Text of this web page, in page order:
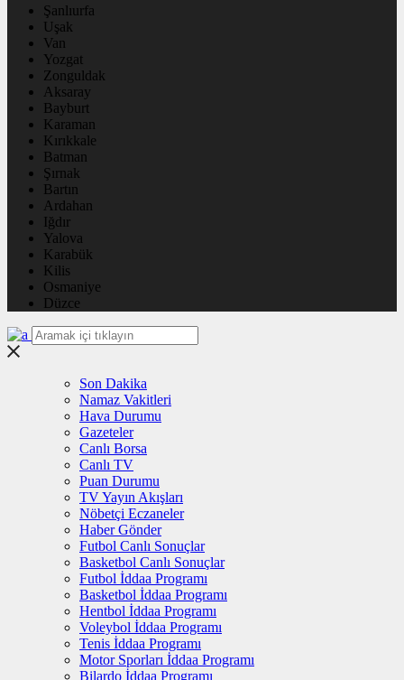
Şanlıurfa
Uşak
Van
Yozgat
Zonguldak
Aksaray
Bayburt
Karaman
Kırıkkale
Batman
Şırnak
Bartın
Ardahan
Iğdır
Yalova
Karabük
Kilis
Osmaniye
Düzce
Son Dakika
Namaz Vakitleri
Hava Durumu
Gazeteler
Canlı Borsa
Canlı TV
Puan Durumu
TV Yayın Akışları
Nöbetçi Eczaneler
Haber Gönder
Futbol Canlı Sonuçlar
Basketbol Canlı Sonuçlar
Futbol İddaa Programı
Basketbol İddaa Programı
Hentbol İddaa Programı
Voleybol İddaa Programı
Tenis İddaa Programı
Motor Sporları İddaa Programı
Bilardo İddaa Programı